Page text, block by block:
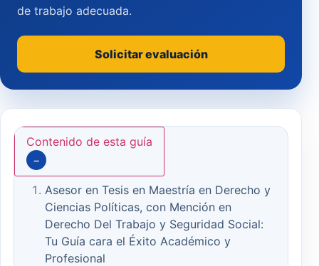
Contenido de esta guía
−
Asesor en Tesis en Maestría en Derecho y
Ciencias Políticas, con Mención en
Derecho Del Trabajo y Seguridad Social:
Tu Guía cara el Éxito Académico y
Profesional
de trabajo adecuada.
Solicitar evaluación